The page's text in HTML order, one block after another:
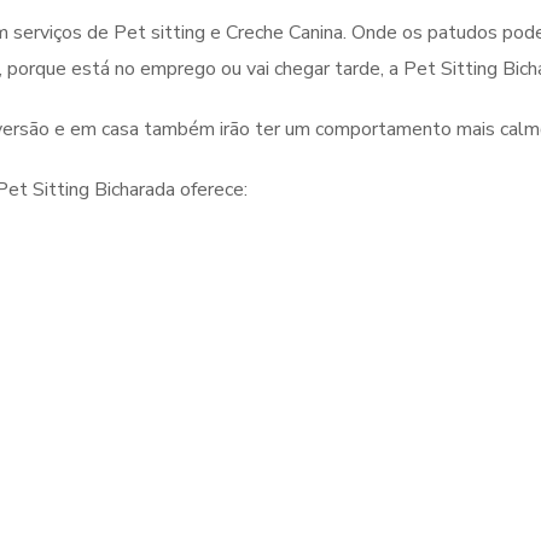
serviços de Pet sitting e Creche Canina. Onde os patudos
está no emprego ou vai chegar tarde, a Pet Sitting
e em casa também irão ter um comportamento mais
Sitting Bicharada oferece: